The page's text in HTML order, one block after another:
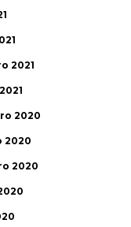
2021
2020
2020
2020